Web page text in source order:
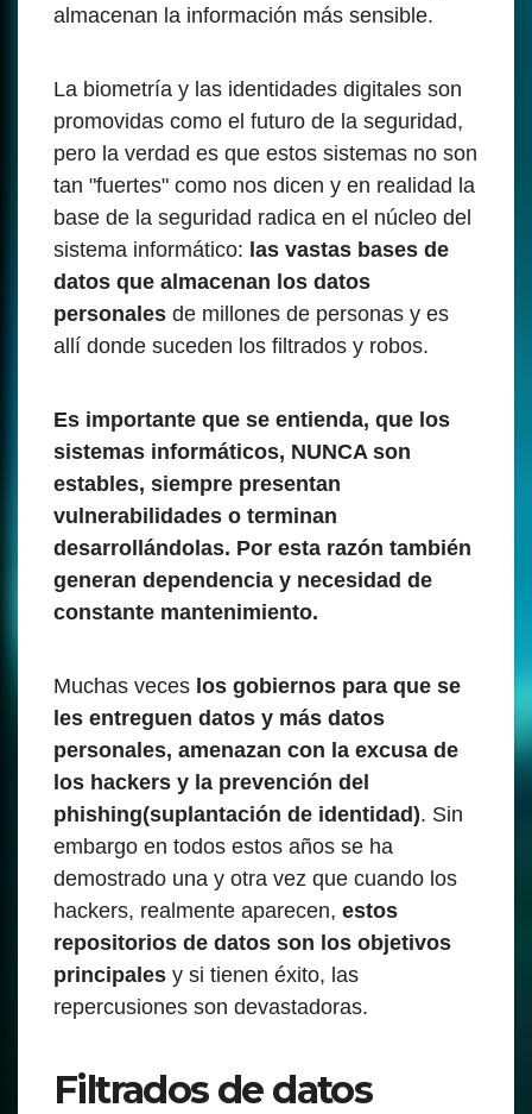
almacenan la información más sensible.
La biometría y las identidades digitales son
promovidas como el futuro de la seguridad,
pero la verdad es que estos sistemas no son
tan "fuertes" como nos dicen y en realidad la
base de la seguridad radica en el núcleo del
sistema informático: las vastas bases de
datos que almacenan los datos
personales de millones de personas y es
allí donde suceden los filtrados y robos.
Es importante que se entienda, que los
sistemas informáticos, NUNCA son
estables, siempre presentan
vulnerabilidades o terminan
desarrollándolas. Por esta razón también
generan dependencia y necesidad de
constante mantenimiento.
Muchas veces los gobiernos para que se
les entreguen datos y más datos
personales, amenazan con la excusa de
los hackers y la prevención del
phishing(suplantación de identidad). Sin
embargo en todos estos años se ha
demostrado una y otra vez que cuando los
hackers, realmente aparecen, estos
repositorios de datos son los objetivos
principales y si tienen éxito, las
repercusiones son devastadoras.
Filtrados de datos